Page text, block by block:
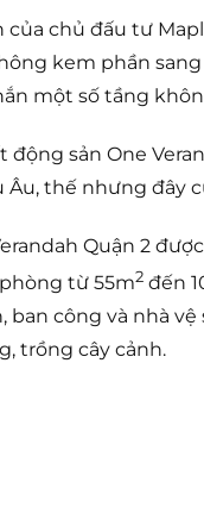
chủ đấu tư
kem phần
một số tầng
sản One
Âu, thế nhưng đây
Quận 2
từ 55m2 đến
công và nhà
trồng cây cảnh.